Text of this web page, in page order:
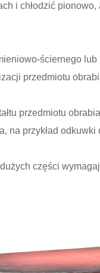
i chłodzić
ściernego
przedmiotu
przedmiotu
na przykład
części